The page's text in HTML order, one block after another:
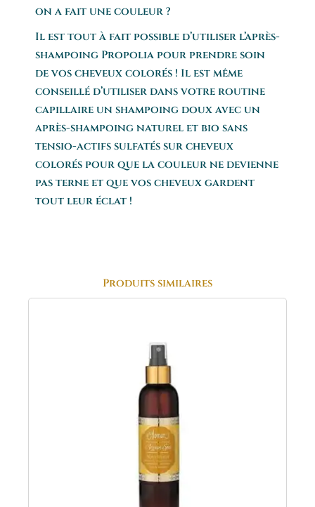
on a fait une couleur ?
Il est tout à fait possible d’utiliser l’après-
shampoing Propolia pour prendre soin
de vos cheveux colorés ! Il est même
conseillé d’utiliser dans votre routine
capillaire un shampoing doux avec un
après-shampoing naturel et bio sans
tensio-actifs sulfatés sur cheveux
colorés pour que la couleur ne devienne
pas terne et que vos cheveux gardent
tout leur éclat !
Produits similaires